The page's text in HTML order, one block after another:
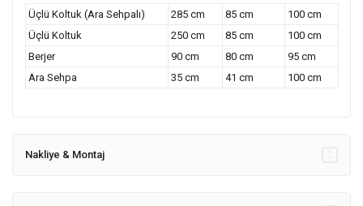
Üçlü Koltuk (Ara Sehpalı)
285 cm 85 cm
100 cm
Üçlü Koltuk
250 cm 85 cm
100 cm
Berjer
90 cm 80 cm
95 cm
Ara Sehpa
35 cm 41 cm 100 cm
Nakliye & Montaj